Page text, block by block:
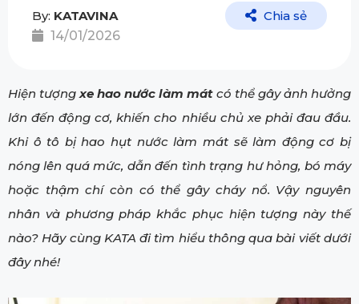
By: KATAVINA
14/01/2026
Chia sẻ
Hiện tượngxe hao nước làm mát có thể gây ảnh hưởng
lớn đến động cơ, khiến cho nhiều chủ xe phải đau đầu.
Khi ô tô bị hao hụt nước làm mát sẽ làm động cơ bị
nóng lên quá mức, dẫn đến tình trạng hư hỏng, bó máy
hoặc thậm chí còn có thể gây cháy nổ. Vậy nguyên
nhân và phương pháp khắc phục hiện tượng này thế
nào? Hãy cùng KATA đi tìm hiểu thông qua bài viết dưới
đây nhé!